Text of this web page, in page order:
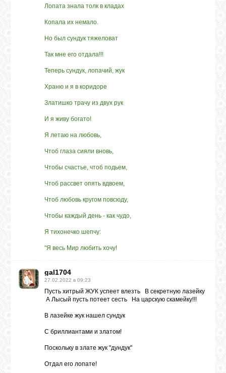
Лопата знала толк в кладах
Копала их немало.
Но был сундук тяжеловат
Так мне его отдала!!!
Теперь сундук, лопачий, жук
Храню и я в коридоре
Златишко трачу из двух рук
И я живу богато!
Я летаю на любовь,
Чтоб глаза сияли вновь,
Чтобы счастье, чтоб подьем,
Чтоб рассвет опять вдвоем,
Чтоб любовь кругом повсюду,
Чтобы каждый день - как чудо,
Я тихонечко шепчу:
"Я весь Мир любить хочу!
gal1704
27.02.2022 в 09:23
Пусть хитрый ЖУК успеет влезть В секретную лазейку
А Лысый пусть потеет сесть На царскую скамейку!!!
В лазейке жук нашел сундук
С бриллиантами и златом!
Поскольку в злате жук "дундук"
Отдал его лопате!